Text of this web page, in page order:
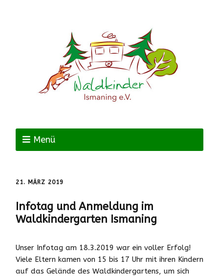
Menü
21. MÄRZ 2019
Infotag und Anmeldung im
Waldkindergarten Ismaning
Unser Infotag am 18.3.2019 war ein voller Erfolg!
Viele Eltern kamen von 15 bis 17 Uhr mit ihren Kindern
auf das Gelände des Waldkindergartens, um sich